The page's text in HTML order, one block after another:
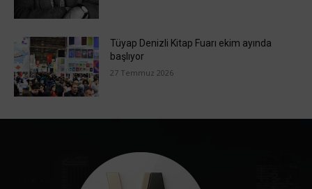
Tüyap Denizli Kitap Fuarı ekim ayında
başlıyor
27 Temmuz 2026